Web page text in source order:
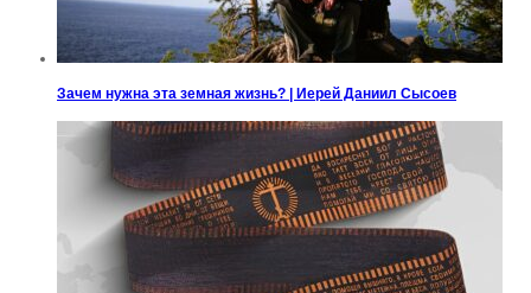
Зачем нужна эта земная жизнь? | Иерей Даниил Сысоев